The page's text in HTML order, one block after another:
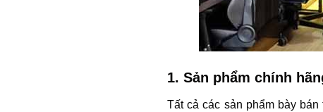
1. Sản phẩm chính
Tất cả các sản phẩm bày